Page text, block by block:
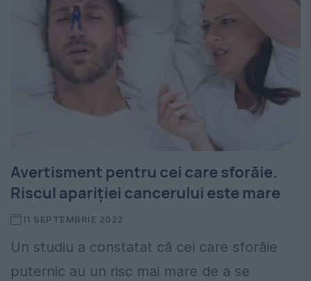
Avertisment pentru cei care sforăie.
Riscul apariției cancerului este mare
11 SEPTEMBRIE 2022
Un studiu a constatat că cei care sforăie
puternic au un risc mai mare de a se